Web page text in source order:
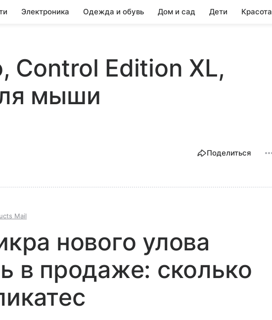
Электроника Одежда и обувь Дом и сад Дети Красота
Control Edition XL,
мыши
Поделиться
Mail
нового улова
в продаже: сколько